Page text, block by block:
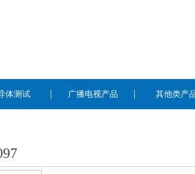
体测试 广播电视产品 其他类产